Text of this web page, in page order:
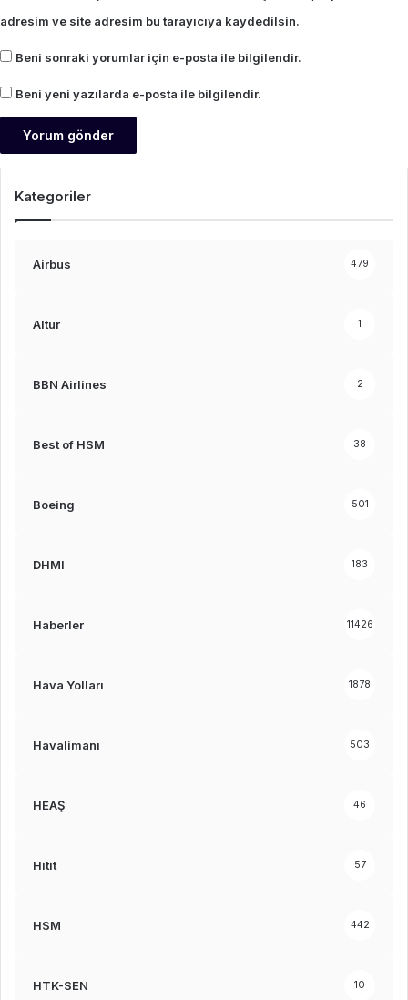
adresim ve site adresim bu tarayıcıya kaydedilsin.
Beni sonraki yorumlar için e-posta ile bilgilendir.
Beni yeni yazılarda e-posta ile bilgilendir.
Kategoriler
Airbus 479
Altur 1
BBN Airlines 2
Best of HSM 38
Boeing 501
DHMI 183
Haberler 11426
Hava Yolları 1878
Havalimanı 503
HEAŞ 46
Hitit 57
HSM 442
HTK-SEN 10